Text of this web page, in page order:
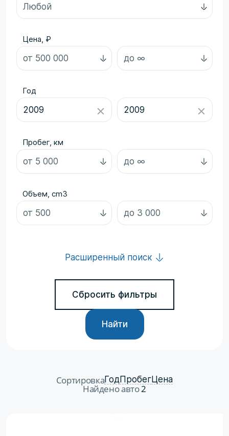
Цена, ₽
Год
Пробег, км
Объем, cm3
Расширенный поиск
Сбросить фильтры
Найти
СортировкаГодПробегЦена
Найдено авто2